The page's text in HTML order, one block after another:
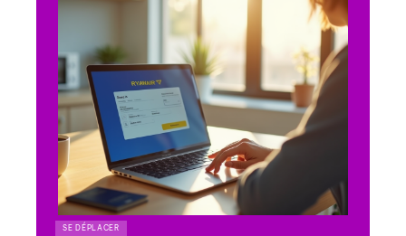
SE DÉPLACER